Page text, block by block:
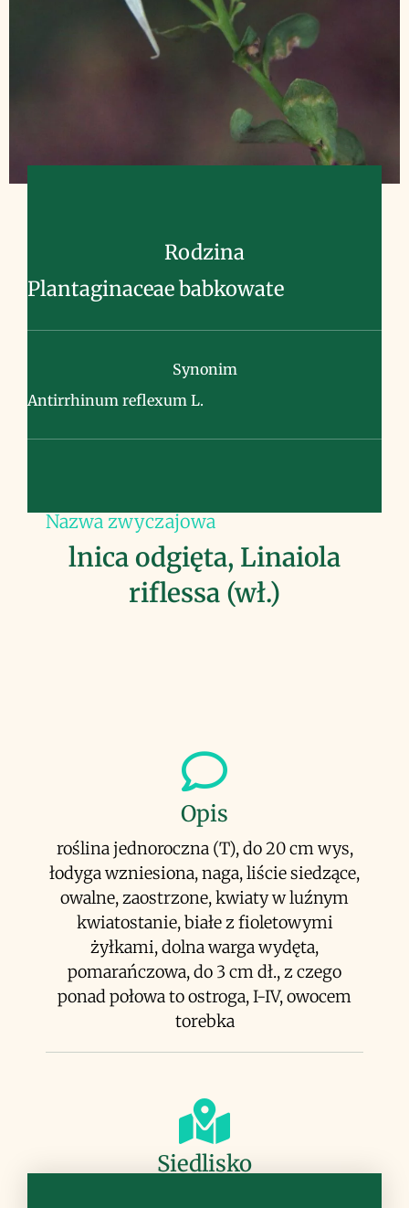
Rodzina
Plantaginaceae babkowate
Synonim
Antirrhinum reflexum L.
Nazwa zwyczajowa
lnica odgięta, Linaiola
riflessa (wł.)
Opis
roślina jednoroczna (T), do 20 cm wys,
łodyga wzniesiona, naga, liście siedzące,
owalne, zaostrzone, kwiaty w luźnym
kwiatostanie, białe z fioletowymi
żyłkami, dolna warga wydęta,
pomarańczowa, do 3 cm dł., z czego
ponad połowa to ostroga, I-IV, owocem
torebka
Siedlisko